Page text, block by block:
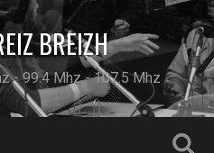
BREIZH
- 99.4 Mhz - 107.5 Mhz